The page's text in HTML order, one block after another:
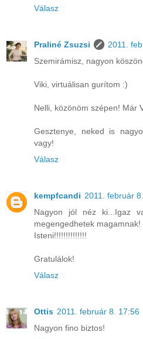
Válasz
Praliné Zsuzsi
2011.
Szemirámisz, nagyon
Viki, virtuálisan gurítom :)
Nelli, közönöm szépen! Már
Gesztenye, neked is
vagy!
Válasz
kempfcandi 2011. február
Nagyon jól néz ki...Igaz
megengedhetek magamnak!
Isteni!!!!!!!!!!!!!!
Gratulálok!
Válasz
Ottis 2011. február 8. 17:56
Nagyon fino biztos!